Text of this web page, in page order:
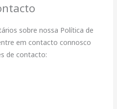
sobre nossa Política de
em contacto connosco
de contacto: